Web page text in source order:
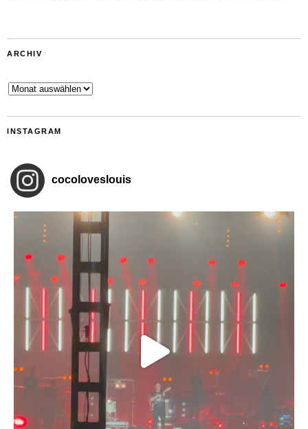
ARCHIV
Archiv
INSTAGRAM
cocoloveslouis